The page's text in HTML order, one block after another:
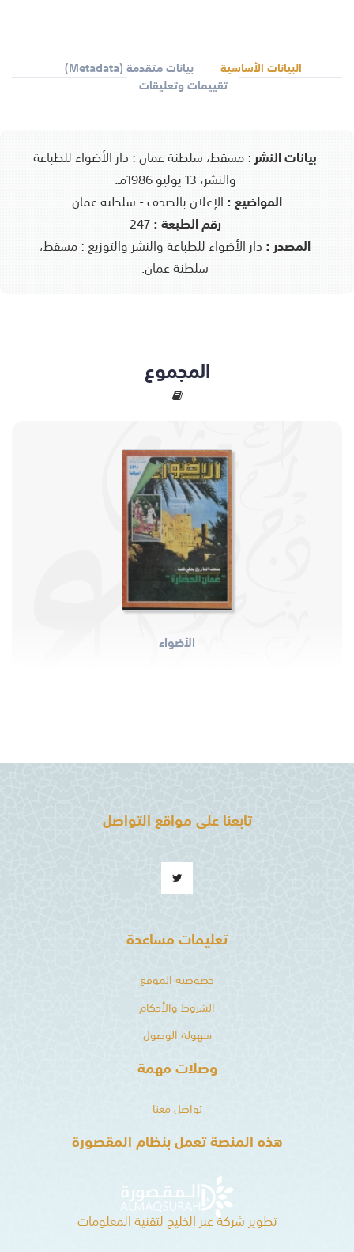
البيانات الأساسية
بيانات متقدمة (Metadata)
تقييمات وتعليقات
بيانات النشر:مسقط، سلطنة عمان : دار الأضواء للطباعة
والنشر، 13 يوليو 1986مـ.
المواضيع : الإعلان بالصحف - سلطنة عمان.
رقم الطبعة :247
المصدر : دار الأضواء للطباعة والنشر والتوزيع : مسقط،
سلطنة عمان.
المجموع
الأضواء
تابعنا على مواقع التواصل
تعليمات مساعدة
خصوصية الموقع
الشروط والأحكام
سهولة الوصول
وصلات مهمة
تواصل معنا
هذه المنصة تعمل بنظام المقصورة
تطوير شركة عبر الخليج لتقنية المعلومات